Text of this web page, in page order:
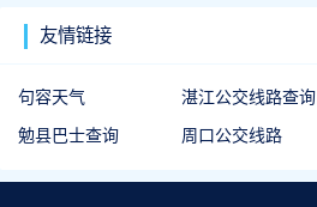
友情链接
句容天气 湛江公交线路查询
勉县巴士查询 周口公交线路